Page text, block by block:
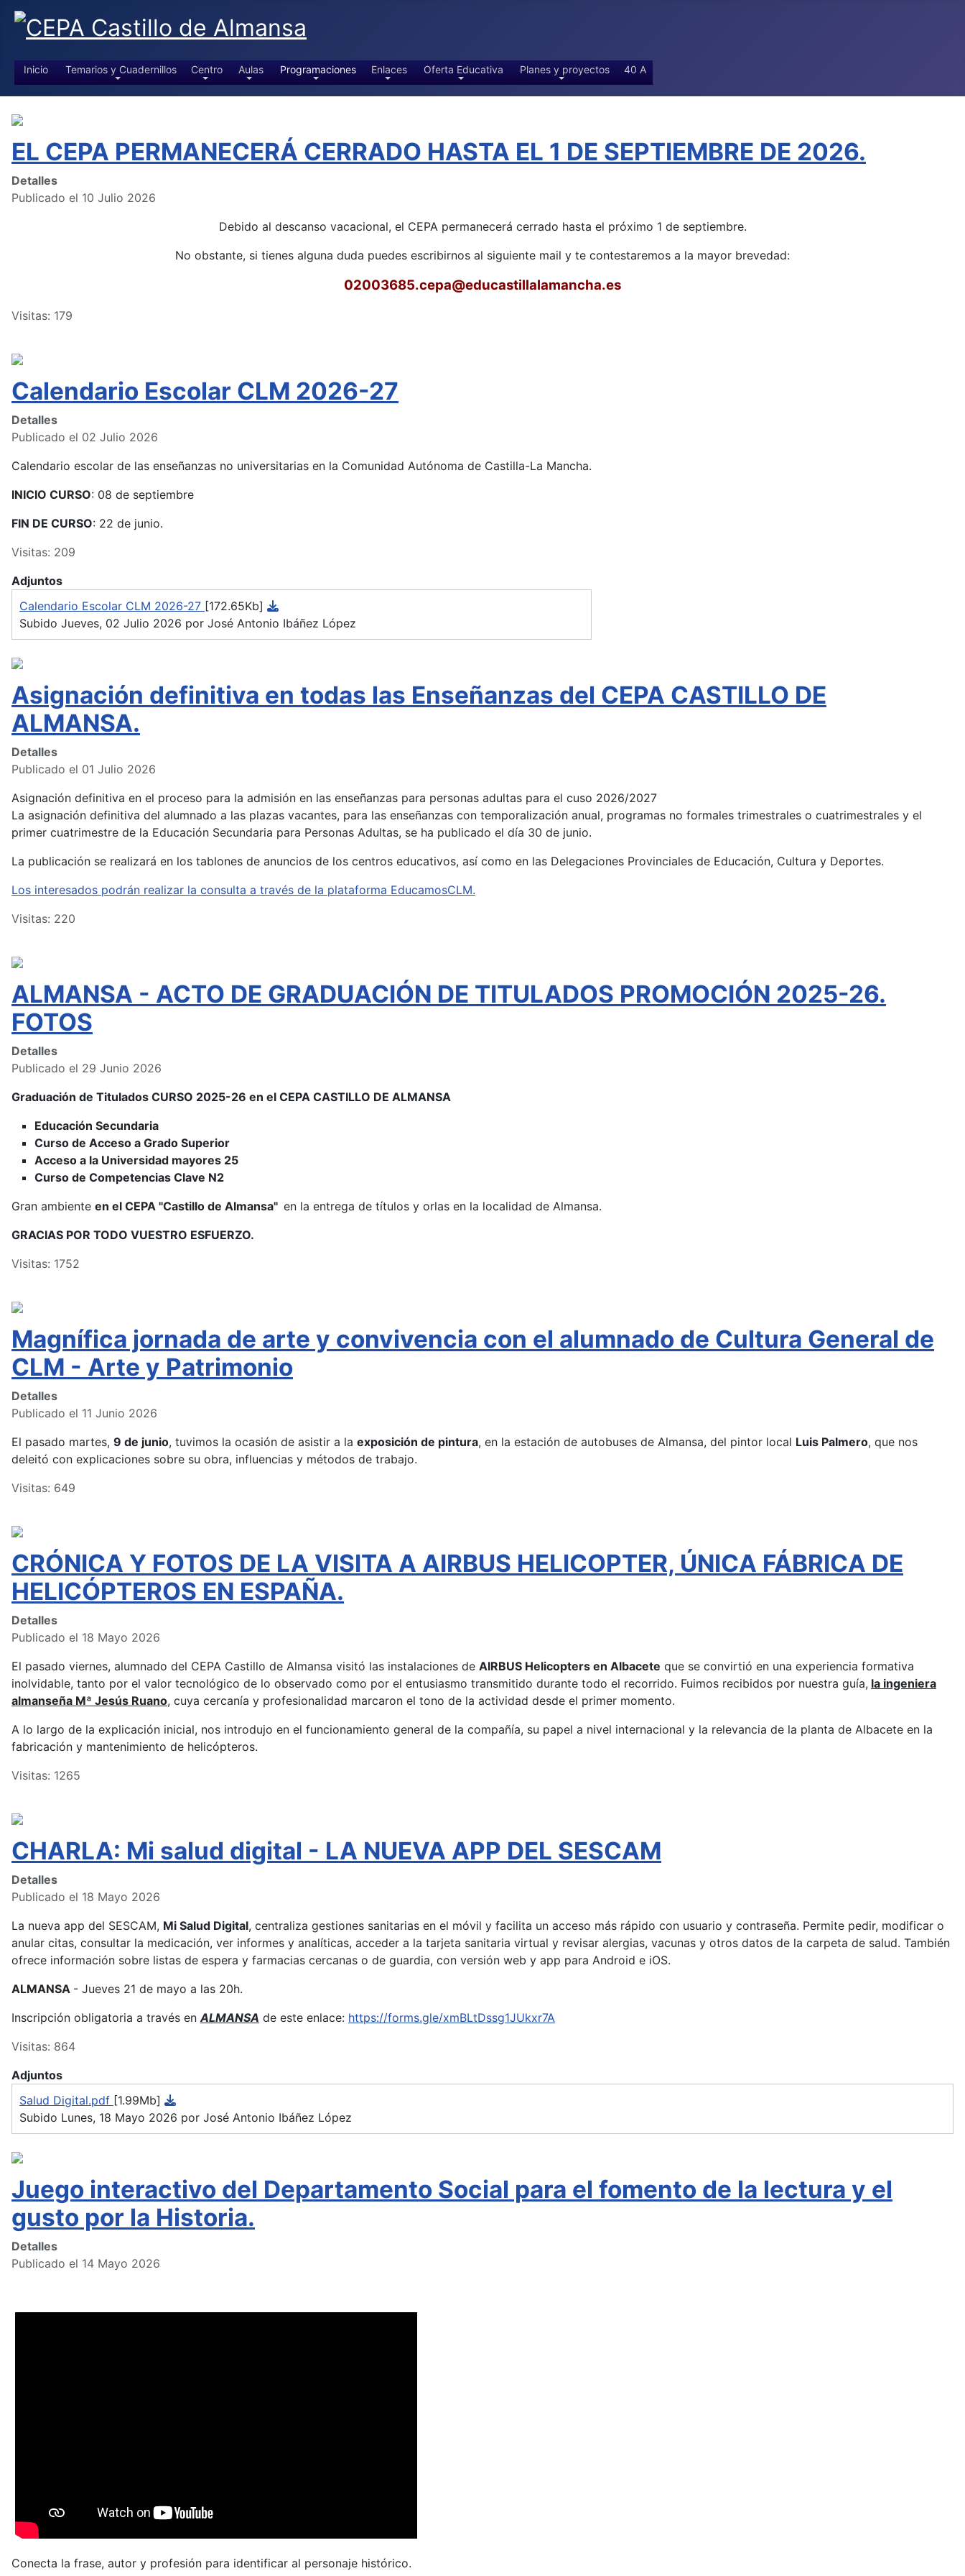
Inicio Temarios y Cuadernillos Centro Aulas Programaciones Enlaces Oferta Educativa Planes y proyectos 40 A
EL CEPA PERMANECERÁ CERRADO HASTA EL 1 DE SEPTIEMBRE DE 2026.
Detalles
Publicado el 10 Julio 2026
Debido al descanso vacacional, el CEPA permanecerá cerrado hasta el próximo 1 de septiembre.
No obstante, si tienes alguna duda puedes escribirnos al siguiente mail y te contestaremos a la mayor brevedad:
02003685.cepa@educastillalamancha.es
Visitas: 179
Calendario Escolar CLM 2026-27
Detalles
Publicado el 02 Julio 2026
Calendario escolar de las enseñanzas no universitarias en la Comunidad Autónoma de Castilla-La Mancha.
INICIO CURSO: 08 de septiembre
FIN DE CURSO: 22 de junio.
Visitas: 209
Adjuntos
Calendario Escolar CLM 2026-27 [172.65Kb]
Subido Jueves, 02 Julio 2026 por José Antonio Ibáñez López
Asignación definitiva en todas las Enseñanzas del CEPA CASTILLO DE
ALMANSA.
Detalles
Publicado el 01 Julio 2026
Asignación definitiva en el proceso para la admisión en las enseñanzas para personas adultas para el cuso 2026/2027
La asignación definitiva del alumnado a las plazas vacantes, para las enseñanzas con temporalización anual, programas no formales trimestrales o cuatrimestrales y el
primer cuatrimestre de la Educación Secundaria para Personas Adultas, se ha publicado el día 30 de junio.
La publicación se realizará en los tablones de anuncios de los centros educativos, así como en las Delegaciones Provinciales de Educación, Cultura y Deportes.
Los interesados podrán realizar la consulta a través de la plataforma EducamosCLM.
Visitas: 220
ALMANSA - ACTO DE GRADUACIÓN DE TITULADOS PROMOCIÓN 2025-26.
FOTOS
Detalles
Publicado el 29 Junio 2026
Graduación de Titulados CURSO 2025-26 en el CEPA CASTILLO DE ALMANSA
Educación Secundaria
Curso de Acceso a Grado Superior
Acceso a la Universidad mayores 25
Curso de Competencias Clave N2
Gran ambiente en el CEPA "Castillo de Almansa" en la entrega de títulos y orlas en la localidad de Almansa.
GRACIAS POR TODO VUESTRO ESFUERZO.
Visitas: 1752
Magnífica jornada de arte y convivencia con el alumnado de Cultura General de
CLM - Arte y Patrimonio
Detalles
Publicado el 11 Junio 2026
El pasado martes, 9 de junio, tuvimos la ocasión de asistir a la exposición de pintura, en la estación de autobuses de Almansa, del pintor local Luis Palmero, que nos
deleitó con explicaciones sobre su obra, influencias y métodos de trabajo.
Visitas: 649
CRÓNICA Y FOTOS DE LA VISITA A AIRBUS HELICOPTER, ÚNICA FÁBRICA DE
HELICÓPTEROS EN ESPAÑA.
Detalles
Publicado el 18 Mayo 2026
El pasado viernes, alumnado del CEPA Castillo de Almansa visitó las instalaciones de AIRBUS Helicopters en Albacete que se convirtió en una experiencia formativa
inolvidable, tanto por el valor tecnológico de lo observado como por el entusiasmo transmitido durante todo el recorrido. Fuimos recibidos por nuestra guía, la ingeniera
almanseña Mª Jesús Ruano, cuya cercanía y profesionalidad marcaron el tono de la actividad desde el primer momento.
A lo largo de la explicación inicial, nos introdujo en el funcionamiento general de la compañía, su papel a nivel internacional y la relevancia de la planta de Albacete en la
fabricación y mantenimiento de helicópteros.
Visitas: 1265
CHARLA: Mi salud digital - LA NUEVA APP DEL SESCAM
Detalles
Publicado el 18 Mayo 2026
La nueva app del SESCAM, Mi Salud Digital, centraliza gestiones sanitarias en el móvil y facilita un acceso más rápido con usuario y contraseña. Permite pedir, modificar o
anular citas, consultar la medicación, ver informes y analíticas, acceder a la tarjeta sanitaria virtual y revisar alergias, vacunas y otros datos de la carpeta de salud. También
ofrece información sobre listas de espera y farmacias cercanas o de guardia, con versión web y app para Android e iOS.
ALMANSA - Jueves 21 de mayo a las 20h.
Inscripción obligatoria a través enALMANSA de este enlace: https://forms.gle/xmBLtDssg1JUkxr7A
Visitas: 864
Adjuntos
Salud Digital.pdf [1.99Mb]
Subido Lunes, 18 Mayo 2026 por José Antonio Ibáñez López
Juego interactivo del Departamento Social para el fomento de la lectura y el
gusto por la Historia.
Detalles
Publicado el 14 Mayo 2026
Conecta la frase, autor y profesión para identificar al personaje histórico.